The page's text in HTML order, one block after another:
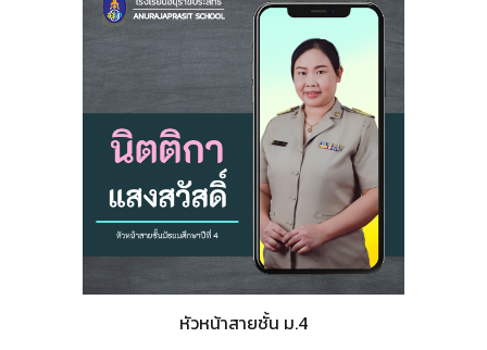
หัวหน้าสายชั้น ม.4